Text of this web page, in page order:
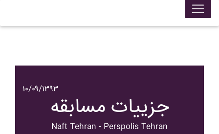
۱۰/۰۹/۱۳۹۳
جزییات مسابقه
Naft Tehran - Perspolis Tehran